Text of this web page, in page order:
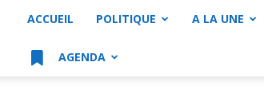
ACCUEIL POLITIQUE A LA UNE
AGENDA